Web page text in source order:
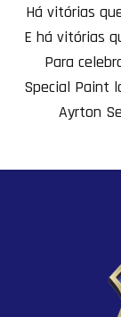
Há vitórias
E há vitórias
Para
Special Paint
Ayrton